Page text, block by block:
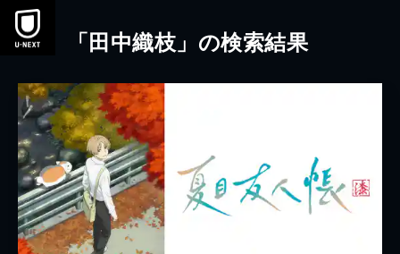
本文へスキップ
「田中織枝」の検索結果